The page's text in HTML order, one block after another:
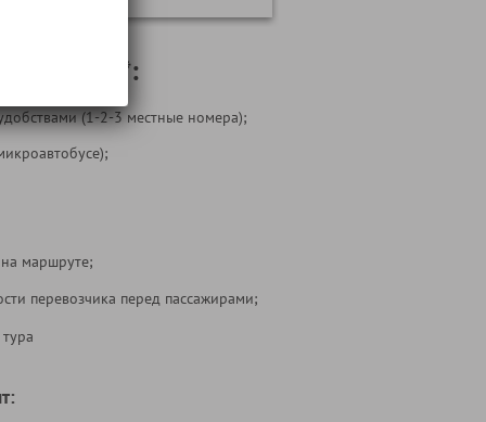
(1-2-3 местные номера);
маршруте;
перевозчика перед пассажирами;